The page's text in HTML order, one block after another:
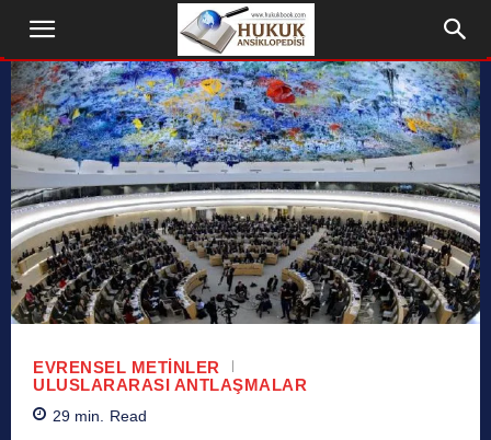
EVRENSEL METINLER
ULUSLARARASI ANTLAŞMALAR
29 min. Read